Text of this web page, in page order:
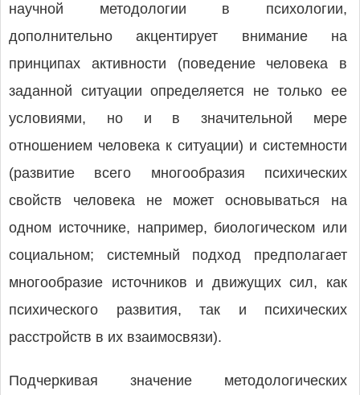
научной методологии в психологии,
дополнительно акцентирует внимание на
принципах активности (поведение человека в
заданной ситуации определяется не только ее
условиями, но и в значительной мере
отношением человека к ситуации) и системности
(развитие всего многообразия психических
свойств человека не может основываться на
одном источнике, например, биологическом или
социальном; системный подход предполагает
многообразие источников и движущих сил, как
психического развития, так и психических
расстройств в их взаимосвязи).
Подчеркивая значение методологических